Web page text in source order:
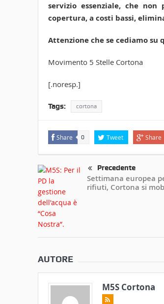
servizio essenziale, che
copertura, a costi bassi,
Attenzione che se cediamo su
Movimento 5 Stelle Cortona
[.noresp.]
Tags: cortona
Share 0 Tweet Share
Precedente
Settimana europea
rifiuti, Cortona si
AUTORE
M5S Cortona